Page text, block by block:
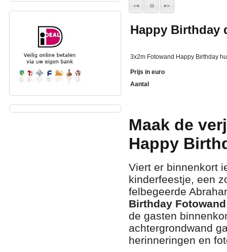
Happy Birthday
3x2m Fotowand Happy Birthday
Prijs in euro
Aantal
Maak de
Happy
Viert er binnenkort
kinderfeestje, een
felbegeerde
Birthday Fotowand
de gasten
achtergrondwand
herinneringen en